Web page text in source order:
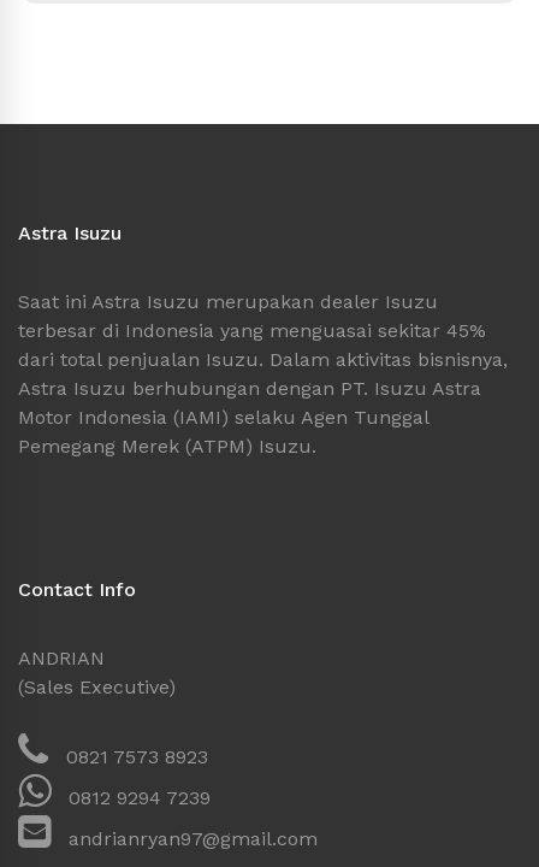
Astra Isuzu
Saat ini Astra Isuzu merupakan dealer Isuzu
terbesar di Indonesia yang menguasai sekitar 45%
dari total penjualan Isuzu. Dalam aktivitas bisnisnya,
Astra Isuzu berhubungan dengan PT. Isuzu Astra
Motor Indonesia (IAMI) selaku Agen Tunggal
Pemegang Merek (ATPM) Isuzu.
Contact Info
ANDRIAN
(Sales Executive)
0821 7573 8923
0812 9294 7239
andrianryan97@gmail.com